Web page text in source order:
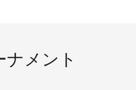
ナメント